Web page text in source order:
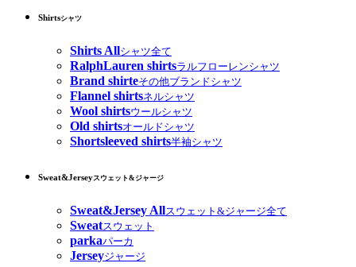
Shirtsシャツ
Shirts Allシャツ全て
RalphLauren shirtsラルフローレンシャツ
Brand shirteその他ブランドシャツ
Flannel shirtsネルシャツ
Wool shirtsウールシャツ
Old shirtsオールドシャツ
Shortsleeved shirts半袖シャツ
Sweat&Jerseyスウェット&ジャージ
Sweat&Jersey Allスウェット&ジャージ全て
Sweatスウェット
parkaパーカ
Jerseyジャージ